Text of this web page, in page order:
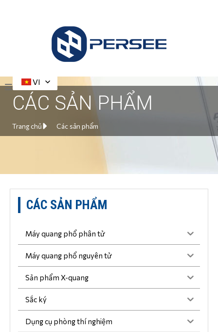
VI
CÁC SẢN PHẨM
Trang chủ Các sản phẩm
CÁC SẢN PHẨM
Máy quang phổ phân tử
Máy quang phổ nguyên tử
Sản phẩm X-quang
Sắc ký
Dụng cụ phòng thí nghiệm